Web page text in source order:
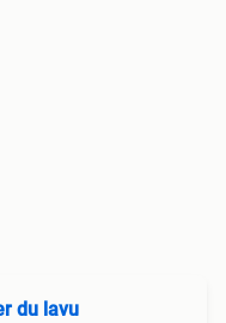
du lavu